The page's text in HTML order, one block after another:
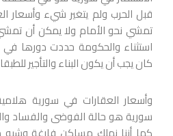
قبل الحرب ولم يتغير شيء وأسعار
تمشي نحو الأمام ولا يمكن أن
استثناء والحكومة حددت دورها في
كان يجب أن يكون البناء والتأجير
وأسعار العقارات في سورية
سورية هو حالة الفوضى والفساد